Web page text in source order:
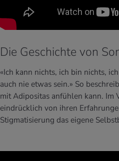
Die Geschichte von
«Ich kann nichts, ich bin nichts,
auch nie etwas sein.» So
mit Adipositas anfühlen kann. Im
eindrücklich von ihren
Stigmatisierung das eigene